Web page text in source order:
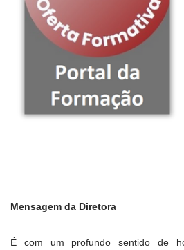
Mensagem da Diretora
É com um profundo sentido de